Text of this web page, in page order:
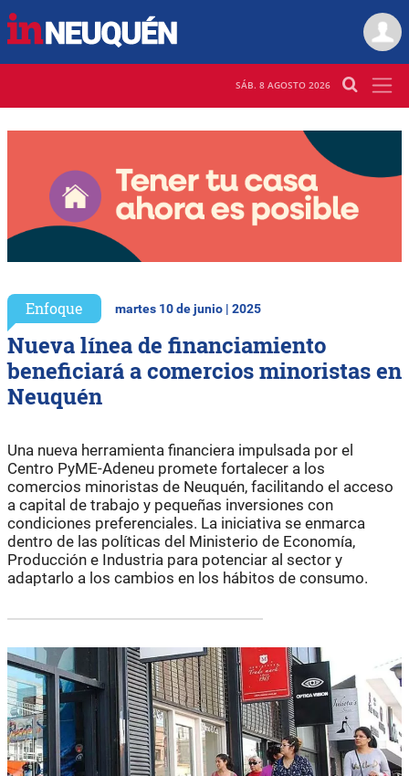
SÁB. 8 AGOSTO 2026
Enfoque martes 10 de junio | 2025
Nueva línea de financiamiento
beneficiará a comercios minoristas en
Neuquén
Una nueva herramienta financiera impulsada por el
Centro PyME-Adeneu promete fortalecer a los
comercios minoristas de Neuquén, facilitando el acceso
a capital de trabajo y pequeñas inversiones con
condiciones preferenciales. La iniciativa se enmarca
dentro de las políticas del Ministerio de Economía,
Producción e Industria para potenciar al sector y
adaptarlo a los cambios en los hábitos de consumo.